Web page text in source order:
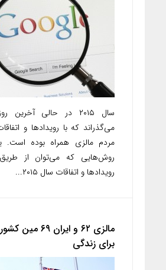
سال ۲۰۱۵ در حالی
می‌گذراند که با رویدادها و
مردم مالزی همراه بوده است.
روش‌هایی که می‌توان از
رویدادها و اتفاقات سال ۲۰۱۵...
مالزی ۶۲ و ایران
برای زندگی